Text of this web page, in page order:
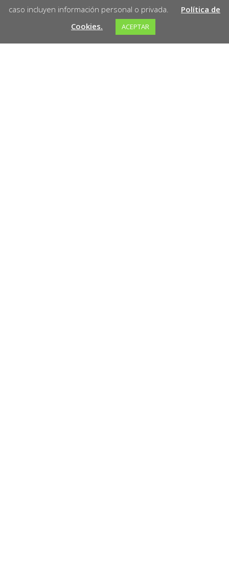
caso incluyen información personal o privada.
Política de
Cookies.
ACEPTAR